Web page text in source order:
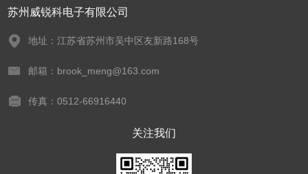
苏州威锐科电子有限公司
地址：江苏省苏州市吴中区友新路168号
邮箱：brook_meng@163.com
传真：0512-66916440
关注我们